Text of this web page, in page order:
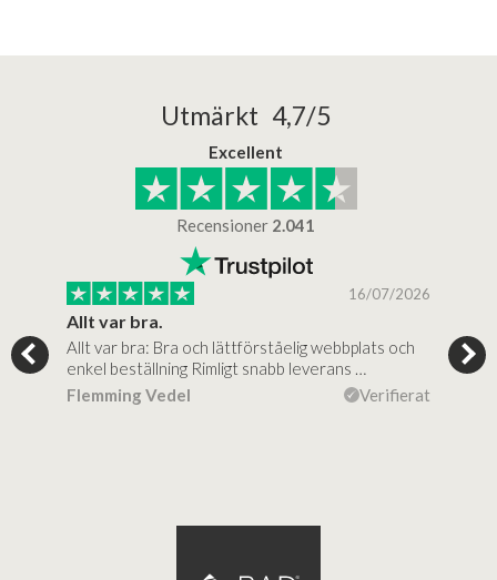
Utmärkt 4,7/5
Excellent
Recensioner 2.041
16/07/2026
Allt var bra.
Allt var bra: Bra och lättförståelig webbplats och
enkel beställning Rimligt snabb leverans …
Flemming Vedel
Verifierat
Jag